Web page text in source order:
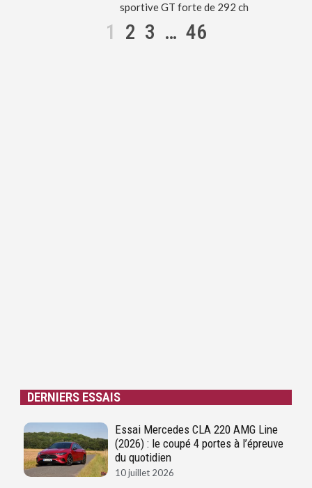
sportive GT forte de 292 ch
1 2 3 … 46
DERNIERS ESSAIS
Essai Mercedes CLA 220 AMG Line
(2026) : le coupé 4 portes à l’épreuve
du quotidien
10 juillet 2026